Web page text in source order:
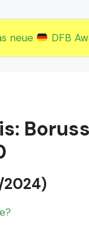
neue DFB
2024)